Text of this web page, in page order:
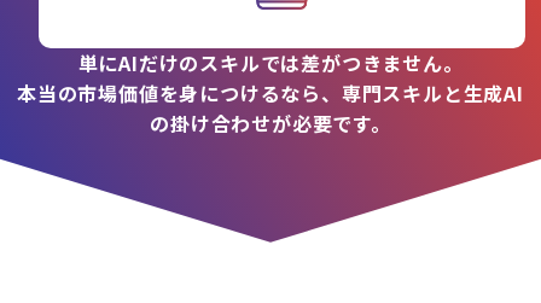
単にAIだけのスキルでは差がつきません。
本当の市場価値を身につけるなら、専門スキルと生成AI
の掛け合わせが必要です。